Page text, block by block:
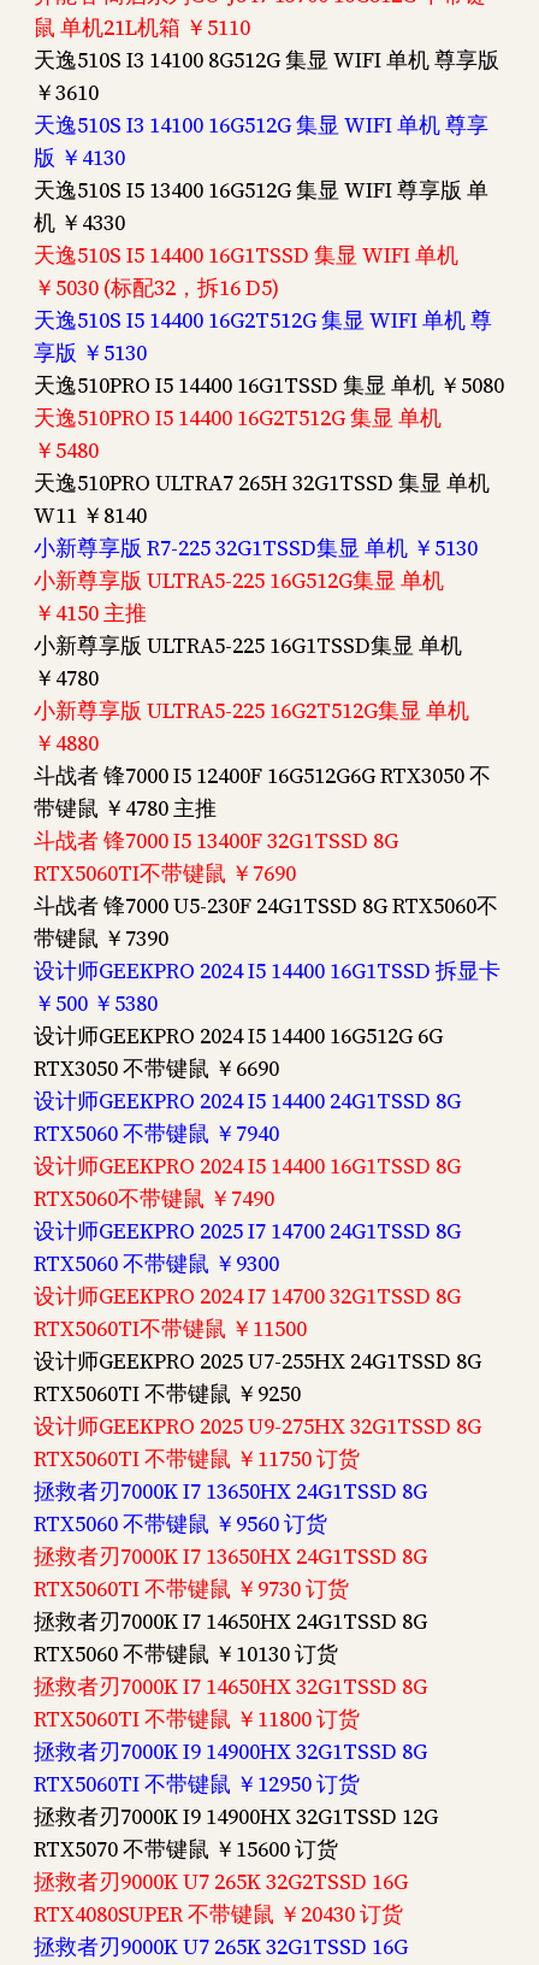
鼠 单机21L机箱 ￥5110
天逸510S I3 14100 8G512G 集显 WIFI 单机 尊享版
￥3610
天逸510S I3 14100 16G512G 集显 WIFI 单机 尊享
版 ￥4130
天逸510S I5 13400 16G512G 集显 WIFI 尊享版 单
机 ￥4330
天逸510S I5 14400 16G1TSSD 集显 WIFI 单机
￥5030 (标配32，拆16 D5)
天逸510S I5 14400 16G2T512G 集显 WIFI 单机 尊
享版 ￥5130
天逸510PRO I5 14400 16G1TSSD 集显 单机 ￥5080
天逸510PRO I5 14400 16G2T512G 集显 单机
￥5480
天逸510PRO ULTRA7 265H 32G1TSSD 集显 单机
W11 ￥8140
小新尊享版 R7-225 32G1TSSD集显 单机 ￥5130
小新尊享版 ULTRA5-225 16G512G集显 单机
￥4150 主推
小新尊享版 ULTRA5-225 16G1TSSD集显 单机
￥4780
小新尊享版 ULTRA5-225 16G2T512G集显 单机
￥4880
斗战者 锋7000 I5 12400F 16G512G6G RTX3050 不
带键鼠 ￥4780 主推
斗战者 锋7000 I5 13400F 32G1TSSD 8G
RTX5060TI不带键鼠 ￥7690
斗战者 锋7000 U5-230F 24G1TSSD 8G RTX5060不
带键鼠 ￥7390
设计师GEEKPRO 2024 I5 14400 16G1TSSD 拆显卡
￥500 ￥5380
设计师GEEKPRO 2024 I5 14400 16G512G 6G
RTX3050 不带键鼠 ￥6690
设计师GEEKPRO 2024 I5 14400 24G1TSSD 8G
RTX5060 不带键鼠 ￥7940
设计师GEEKPRO 2024 I5 14400 16G1TSSD 8G
RTX5060不带键鼠 ￥7490
设计师GEEKPRO 2025 I7 14700 24G1TSSD 8G
RTX5060 不带键鼠 ￥9300
设计师GEEKPRO 2024 I7 14700 32G1TSSD 8G
RTX5060TI不带键鼠 ￥11500
设计师GEEKPRO 2025 U7-255HX 24G1TSSD 8G
RTX5060TI 不带键鼠 ￥9250
设计师GEEKPRO 2025 U9-275HX 32G1TSSD 8G
RTX5060TI 不带键鼠 ￥11750 订货
拯救者刃7000K I7 13650HX 24G1TSSD 8G
RTX5060 不带键鼠 ￥9560 订货
拯救者刃7000K I7 13650HX 24G1TSSD 8G
RTX5060TI 不带键鼠 ￥9730 订货
拯救者刃7000K I7 14650HX 24G1TSSD 8G
RTX5060 不带键鼠 ￥10130 订货
拯救者刃7000K I7 14650HX 32G1TSSD 8G
RTX5060TI 不带键鼠 ￥11800 订货
拯救者刃7000K I9 14900HX 32G1TSSD 8G
RTX5060TI 不带键鼠 ￥12950 订货
拯救者刃7000K I9 14900HX 32G1TSSD 12G
RTX5070 不带键鼠 ￥15600 订货
拯救者刃9000K U7 265K 32G2TSSD 16G
RTX4080SUPER 不带键鼠 ￥20430 订货
拯救者刃9000K U7 265K 32G1TSSD 16G